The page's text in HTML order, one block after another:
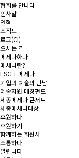
협회를 만나다
인사말
연혁
조직도
로고(CI)
오시는 길
메세나하다
메세나란?
ESG + 메세나
기업과 예술의 만남
예술지원 매칭펀드
세종메세나 콘서트
세종메세나대상
후원하다
후원하기
함께하는 회원사
소통하다
알립니다